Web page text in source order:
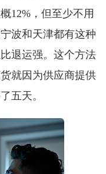
12%，但至少不用
波和天津都有这种
退运强。这个方法
就因为供应商提供
五天。